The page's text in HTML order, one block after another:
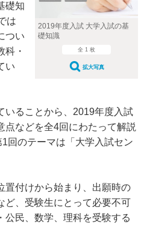
2019年度入試 大学入試の基
礎知識
全 1 枚
拡大写真
礎知
は
つい
科・
い
ることから、2019年度入試
点などを全4回にわたって解説
回のテーマは「大学入試セン
付けから始まり、出願時の
ど、受験生にとって必要不可
公民、数学、理科を受験する